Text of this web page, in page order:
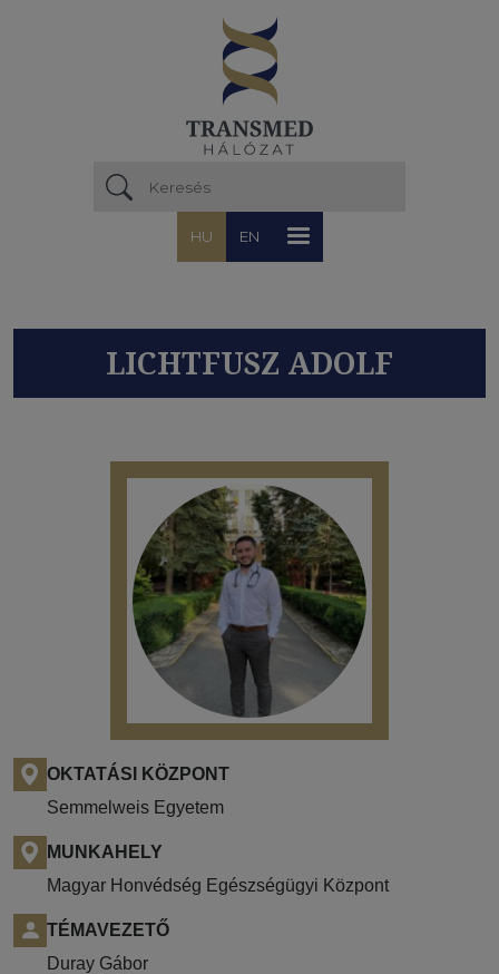
HU EN
LICHTFUSZ ADOLF
OKTATÁSI KÖZPONT
Semmelweis Egyetem
MUNKAHELY
Magyar Honvédség Egészségügyi Központ
TÉMAVEZETŐ
Duray Gábor